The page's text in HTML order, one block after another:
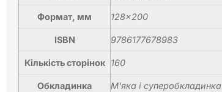
Формат, мм 128×200
ISBN 9786177678983
Кількість сторінок 160
Обкладинка М'яка і суперобкладинка